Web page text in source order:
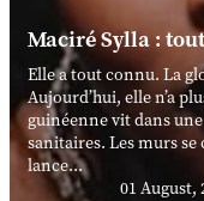
Maciré Sylla :
Elle a tout connu. La
Aujourd’hui, elle n’a
guinéenne vit dans
sanitaires. Les murs
lance...
01 August,